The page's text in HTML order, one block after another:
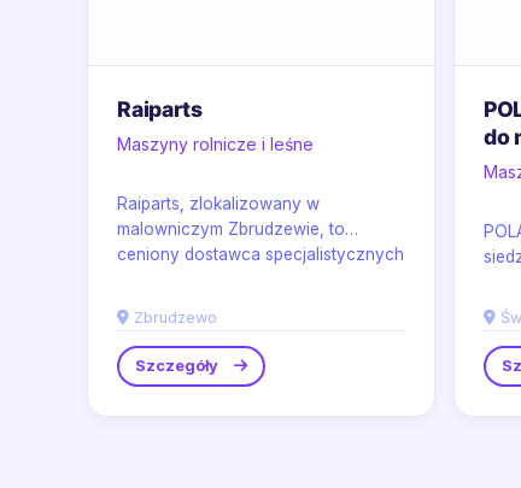
Raiparts
Maszyny rolnicze i leśne
Raiparts, zlokalizowany w
malowniczym Zbrudzewie, to
ceniony dostawca specjalistycznych
Zbrudzewo
Szczegóły
do